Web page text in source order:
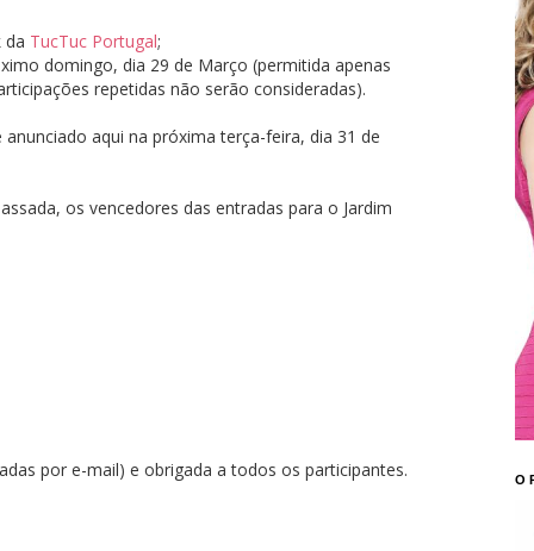
da TucTuc Portugal;
domingo, dia 29 de Março (permitida apenas
repetidas não serão consideradas).
aqui na próxima terça-feira, dia 31 de
os vencedores das entradas para o Jardim
por e-mail) e obrigada a todos os participantes. O